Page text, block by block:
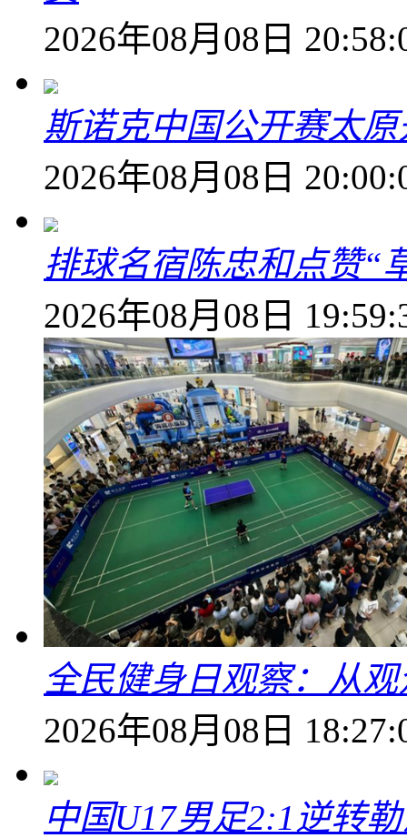
2026年08月08日
斯诺克中国公开赛太
2026年08月08日
排球名宿陈忠和点赞“
2026年08月08日
全民健身日观察：从
2026年08月08日
中国U17男足2:1逆转